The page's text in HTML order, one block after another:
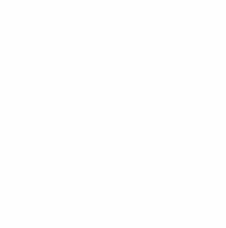
osoba posiadająca ograniczoną zdolność do czynności prawnych
pełnomocnik legitymujący się pełnomocnictwem szczególnym do
został przyjęty w miejscu ich pobytu z uwagi na ich chorobę,
dowód przedkłada dotychczasowy dowód osobisty
potwierdzający legalność pobytu osoby, która nabyła
o wydanie/ wymianę dowodu osobistego składa się w dowolnym
osoba posiadająca ważny kwalifikowany certyfikat lub
rodzic / opiekun prawny / kurator w imieniu osoby nie posiadającej
lub uszkodzenie należy zgłosić na formularzu utraty lub